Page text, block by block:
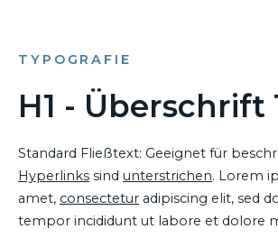
TYPOGRAFIE
H1 - Überschrift
Standard Fließtext: Geeignet für
Hyperlinks sind unterstrichen. Lorem
amet, consectetur adipiscing elit, sed
tempor incididunt ut labore et dolore